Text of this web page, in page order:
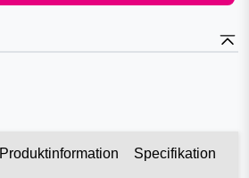
Produktinformation Specifikation